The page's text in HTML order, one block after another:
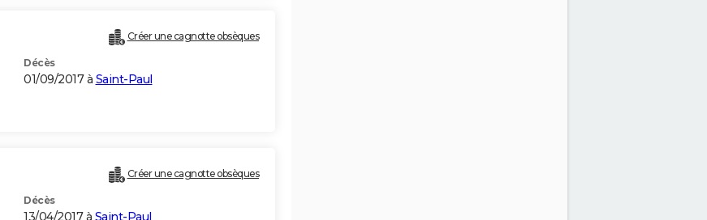
Créer une cagnotte obsèques
Décès
01/09/2017 à Saint-Paul
Créer une cagnotte obsèques
Décès
13/04/2017 à Saint-Paul